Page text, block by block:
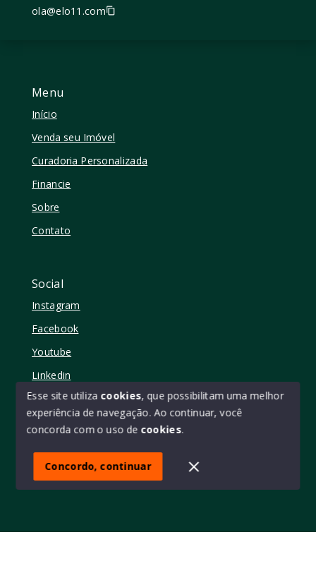
Menu
Início
Venda seu Imóvel
Curadoria Personalizada
Financie
Sobre
Contato
Social
Instagram
Facebook
Youtube
Linkedin
© Copyright 2026 - Elo11 consultoria imobiliária • creci
SITE PARA IMOBILIARIA
ola@elo11.com
Esse site utiliza cookies, que possibilitam uma melhor
experiência de navegação. Ao continuar, você
concorda com o uso de cookies.
Concordo, continuar